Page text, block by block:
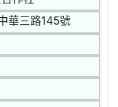
華三路145號